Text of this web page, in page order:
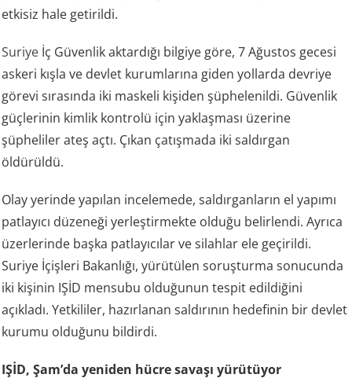
etkisiz hale getirildi.
Suriye İç Güvenlik aktardığı bilgiye göre, 7 Ağustos gecesi
askeri kışla ve devlet kurumlarına giden yollarda devriye
görevi sırasında iki maskeli kişiden şüphelenildi. Güvenlik
güçlerinin kimlik kontrolü için yaklaşması üzerine
şüpheliler ateş açtı. Çıkan çatışmada iki saldırgan
öldürüldü.
Olay yerinde yapılan incelemede, saldırganların el yapımı
patlayıcı düzeneği yerleştirmekte olduğu belirlendi. Ayrıca
üzerlerinde başka patlayıcılar ve silahlar ele geçirildi.
Suriye İçişleri Bakanlığı, yürütülen soruşturma sonucunda
iki kişinin IŞİD mensubu olduğunun tespit edildiğini
açıkladı. Yetkililer, hazırlanan saldırının hedefinin bir devlet
kurumu olduğunu bildirdi.
IŞİD, Şam’da yeniden hücre savaşı yürütüyor